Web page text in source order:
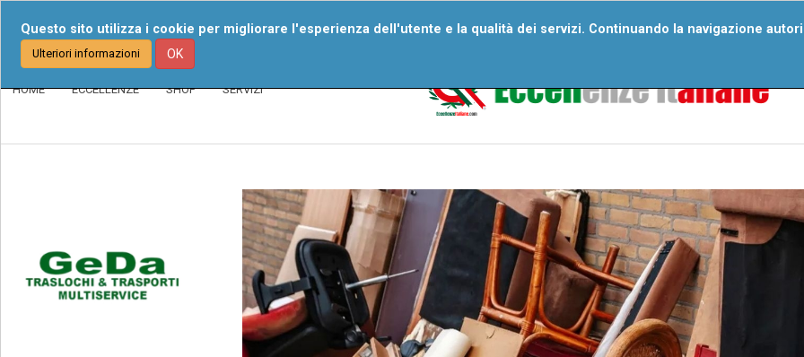
Questo sito utilizza i cookie per migliorare l'esperienza dell'utente e la qualità dei servizi. Continuando la navigazione
Ulteriori informazioni OK
HOME ECCELLENZE SHOP SERVIZI